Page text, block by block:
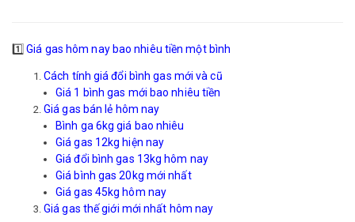
1️⃣ Giá gas hôm nay bao nhiêu tiền một bình
Cách tính giá đổi bình gas mới và cũ
Giá 1 bình gas mới bao nhiêu tiền
Giá gas bán lẻ hôm nay
Bình ga 6kg giá bao nhiêu
Giá gas 12kg hiện nay
Giá đổi bình gas 13kg hôm nay
Giá bình gas 20kg mới nhất
Giá gas 45kg hôm nay
Giá gas thế giới mới nhất hôm nay